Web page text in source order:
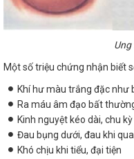
Một số triệu chứng nhận biết
Khí hư màu trắng đặc như
Ra máu âm đạo bất
Kinh nguyệt kéo dài, chu
Đau bụng dưới, đau khi
Khó chịu khi tiểu, đại tiện